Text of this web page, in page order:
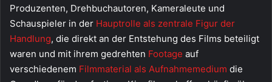
Produzenten, Drehbuchautoren, Kameraleute und
Schauspieler in der Hauptrolle als zentrale Figur der
Handlung, die direkt an der Entstehung des Films beteiligt
waren und mit ihrem gedrehten Footage auf
verschiedenem Filmmaterial als Aufnahmemedium die